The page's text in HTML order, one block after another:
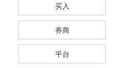
买入
券商
平台